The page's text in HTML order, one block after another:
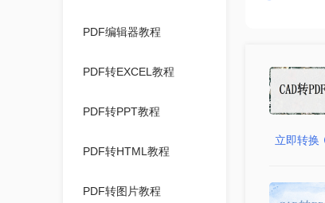
PDF编辑器教程
PDF转EXCEL教程
PDF转PPT教程
PDF转HTML教程
PDF转图片教程
立即转换